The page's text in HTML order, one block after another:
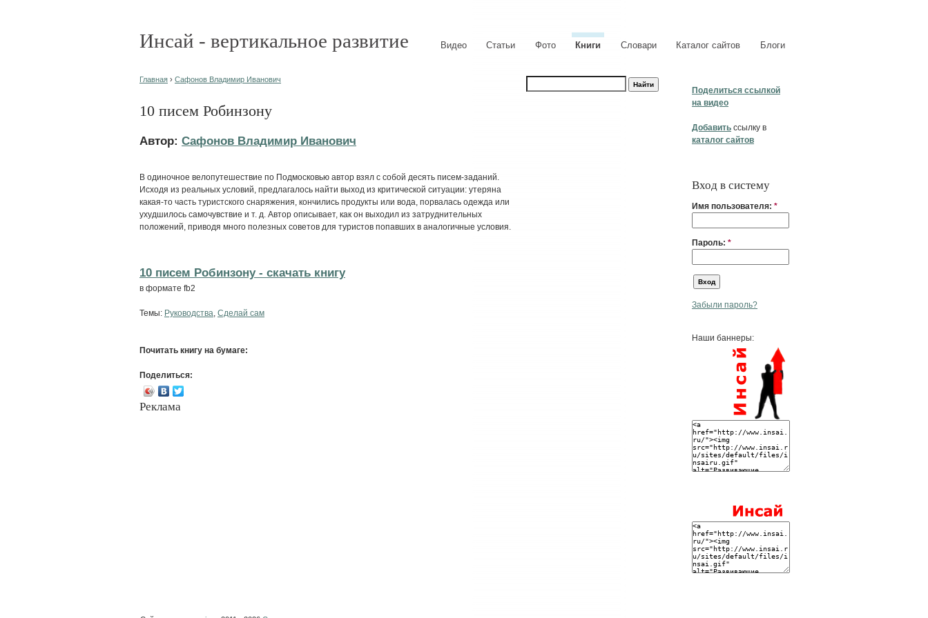
Инсай - вертикальное развитие Видео Статьи Фото Книги Словари Каталог сайтов Блоги
Поделиться ссылкой
на видео
Добавить ссылку в
каталог сайтов
Вход в систему
Имя пользователя: *
Пароль: *
Забыли пароль?
Наши баннеры:
Главная › Сафонов Владимир Иванович
10 писем Робинзону
Автор: Сафонов Владимир Иванович
В одиночное велопутешествие по Подмосковью автор взял с собой десять писем-заданий.
Исходя из реальных условий, предлагалось найти выход из критической ситуации: утеряна
какая-то часть туристского снаряжения, кончились продукты или вода, порвалась одежда или
ухудшилось самочувствие и т. д. Автор описывает, как он выходил из затруднительных
положений, приводя много полезных советов для туристов попавших в аналогичные условия.
10 писем Робинзону - cкачать книгу
в формате fb2
Темы: Руководства Сделай сам
Почитать книгу на бумаге:
Поделиться:
Реклама